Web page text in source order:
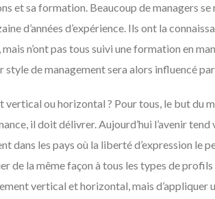
et sa formation. Beaucoup de managers
d’années d’expérience. Ils ont la
n’ont pas tous suivi une formation en
style de management sera alors influencé
vertical ou horizontal ? Pour tous, le but du
il doit délivrer. Aujourd’hui l’avenir
dans les pays où la liberté d’expression le
de la même façon à tous les types de
vertical et horizontal, mais d’appliquer